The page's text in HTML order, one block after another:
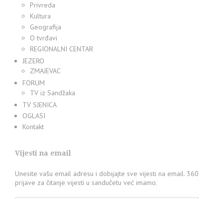
Privreda
Kultura
Geografija
O tvrđavi
REGIONALNI CENTAR
JEZERO
ZMAJEVAC
FORUM
TV iz Sandžaka
TV SJENICA
OGLASI
Kontakt
Vijesti na email
Unesite vašu email adresu i dobijajte sve vijesti na email. 360
prijave za čitanje vijesti u sandučetu već imamo.